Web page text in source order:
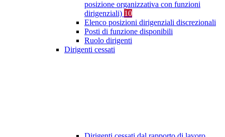
posizione organizzativa con funzioni
dirigenziali) 10
Elenco posizioni dirigenziali discrezionali
Posti di funzione disponibili
Ruolo dirigenti
Dirigenti cessati